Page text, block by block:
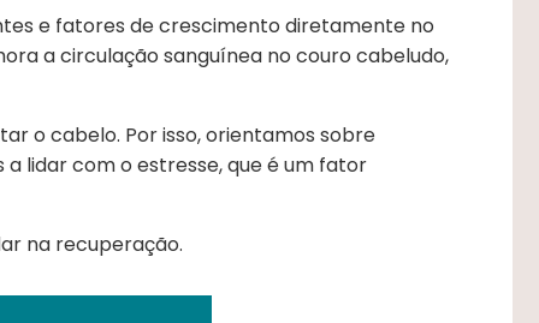
e fatores de crescimento diretamente no
a circulação sanguínea no couro cabeludo,
o cabelo. Por isso, orientamos sobre
lidar com o estresse, que é um fator
na recuperação.